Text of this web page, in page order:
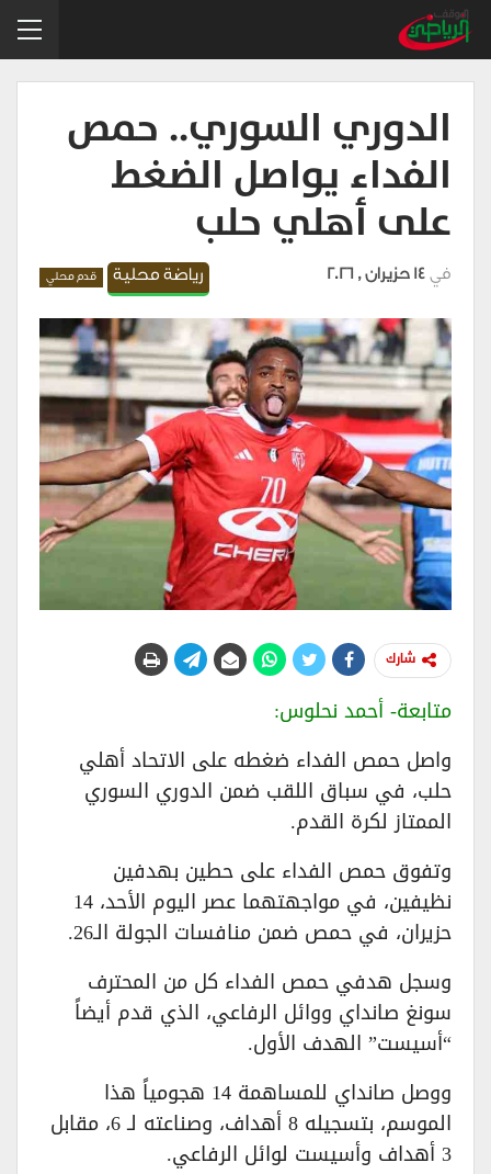
الدوري السوري.. حمص
الفداء يواصل الضغط
على أهلي حلب
رياضة محلية قدم محلي في 14 حزيران , 2026
شارك
متابعة- أحمد نحلوس:
واصل حمص الفداء ضغطه على الاتحاد أهلي
حلب، في سباق اللقب ضمن الدوري السوري
الممتاز لكرة القدم.
وتفوق حمص الفداء على حطين بهدفين
نظيفين، في مواجهتهما عصر اليوم الأحد، 14
حزيران، في حمص ضمن منافسات الجولة الـ26.
وسجل هدفي حمص الفداء كل من المحترف
سونغ صانداي ووائل الرفاعي، الذي قدم أيضاً
“أسيست” الهدف الأول.
ووصل صانداي للمساهمة 14 هجومياً هذا
الموسم، بتسجيله 8 أهداف، وصناعته لـ 6، مقابل
3 أهداف وأسيست لوائل الرفاعي.